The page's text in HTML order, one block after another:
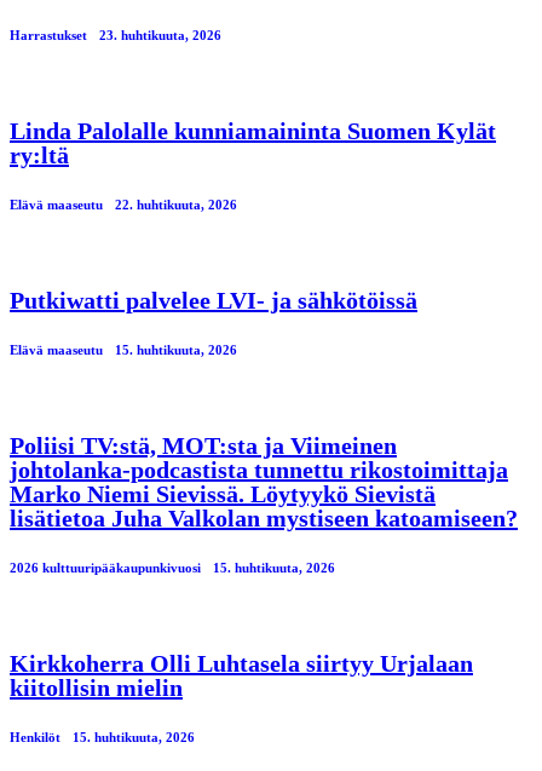
Harrastukset 23. huhtikuuta, 2026
Linda Palolalle kunniamaininta Suomen Kylät
ry:ltä
Elävä maaseutu 22. huhtikuuta, 2026
Putkiwatti palvelee LVI- ja sähkötöissä
Elävä maaseutu 15. huhtikuuta, 2026
Poliisi TV:stä, MOT:sta ja Viimeinen
johtolanka-podcastista tunnettu rikostoimittaja
Marko Niemi Sievissä. Löytyykö Sievistä
lisätietoa Juha Valkolan mystiseen katoamiseen?
2026 kulttuuripääkaupunkivuosi 15. huhtikuuta, 2026
Kirkkoherra Olli Luhtasela siirtyy Urjalaan
kiitollisin mielin
Henkilöt 15. huhtikuuta, 2026